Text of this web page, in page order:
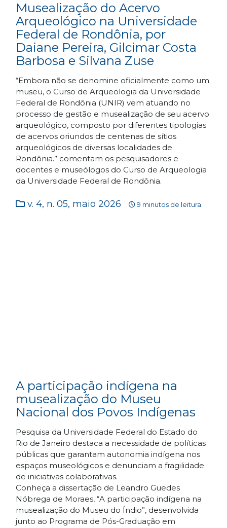
Musealização do Acervo
Arqueológico na Universidade
Federal de Rondônia, por
Daiane Pereira, Gilcimar Costa
Barbosa e Silvana Zuse
“Embora não se denomine oficialmente como um
museu, o Curso de Arqueologia da Universidade
Federal de Rondônia (UNIR) vem atuando no
processo de gestão e musealização de seu acervo
arqueológico, composto por diferentes tipologias
de acervos oriundos de centenas de sítios
arqueológicos de diversas localidades de
Rondônia.” comentam os pesquisadores e
docentes e museólogos do Curso de Arqueologia
da Universidade Federal de Rondônia.
v. 4, n. 05, maio 2026 9 minutos de leitura
A participação indígena na
musealização do Museu
Nacional dos Povos Indígenas
Pesquisa da Universidade Federal do Estado do
Rio de Janeiro destaca a necessidade de políticas
públicas que garantam autonomia indígena nos
espaços museológicos e denunciam a fragilidade
de iniciativas colaborativas.
Conheça a dissertação de Leandro Guedes
Nóbrega de Moraes, “A participação indígena na
musealização do Museu do Índio”, desenvolvida
junto ao Programa de Pós-Graduação em